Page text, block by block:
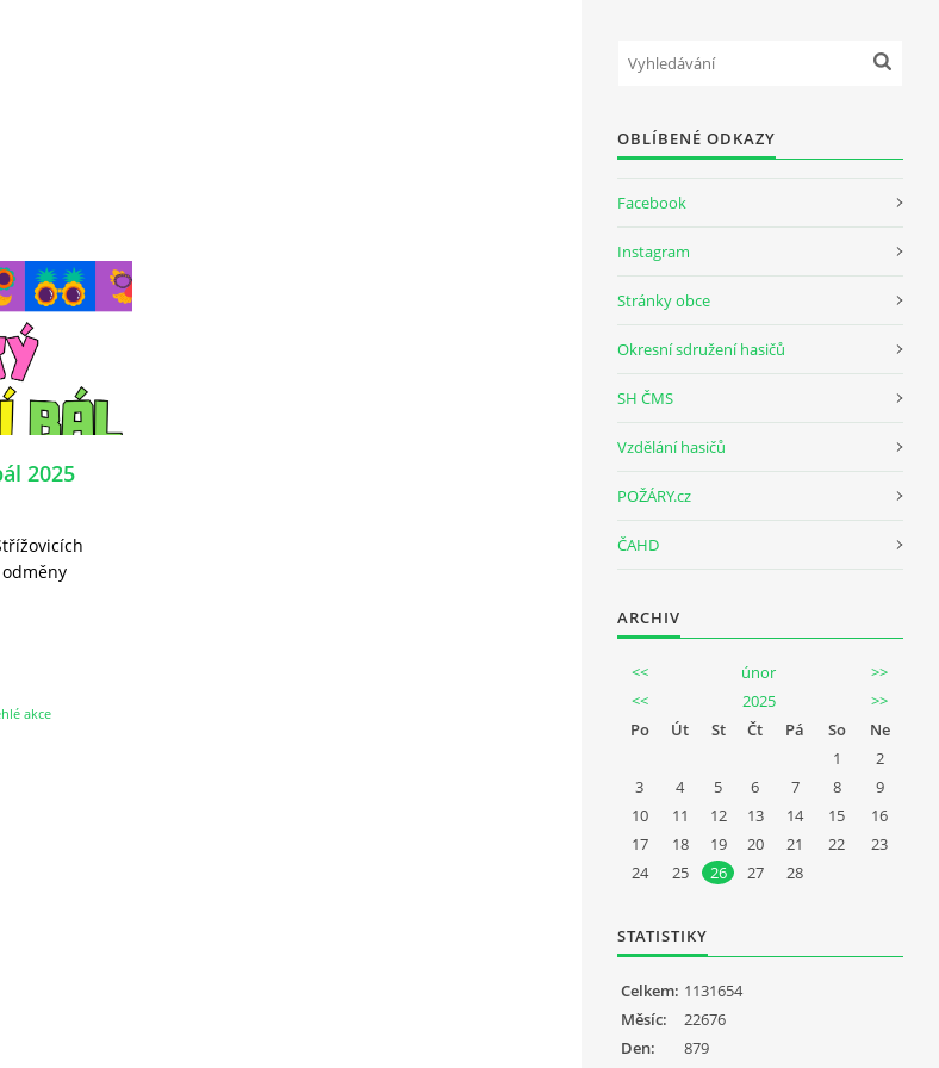
2025
akce
OBLÍBENÉ ODKAZY
Facebook
Instagram
Stránky obce
Okresní sdružení hasičů
SH ČMS
Vzdělání hasičů
POŽÁRY.cz
ČAHD
ARCHIV
<< únor
>>
<<
2025
>>
Po
Út St Čt Pá So
Ne
1
2
3
4 5 6 7 8
9
10
11 12 13 14 15
16
17
18 19 20 21 22
23
24
25 26 27 28
STATISTIKY
Celkem: 1131654
Měsíc:
22676
Den:
879